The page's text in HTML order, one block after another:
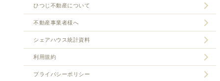
ひつじ不動産について
不動産事業者様へ
シェアハウス統計資料
利用規約
プライバシーポリシー